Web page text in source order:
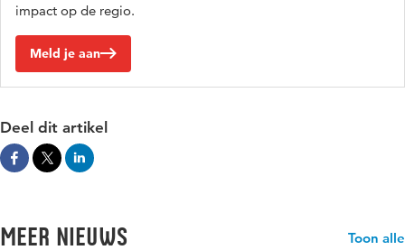
impact op de regio.
Meld je aan
Deel dit artikel
Meer nieuws Toon alle